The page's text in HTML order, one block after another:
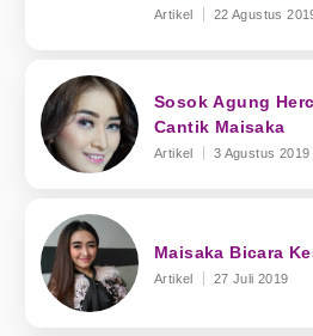
Artikel 22 Agustus
Sosok Agung
Cantik Maisaka
Artikel 3 Agustus 2019
Maisaka Bicara
Artikel 27 Juli 2019